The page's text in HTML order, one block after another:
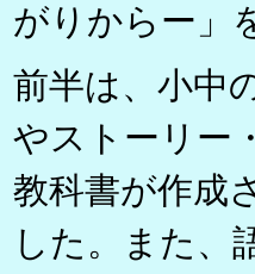
がりからー」
前半は、小中
やストーリー
教科書が作成
した。また、